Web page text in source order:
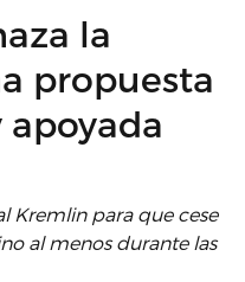
la
propuesta
Kremlin para que cese
al menos durante las